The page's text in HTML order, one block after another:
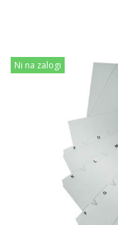
Ni na zalogi